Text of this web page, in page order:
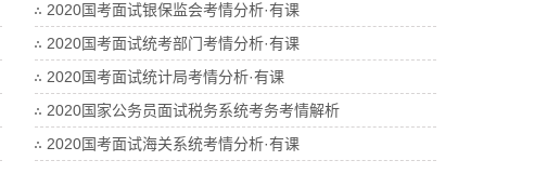
2020国考面试银保监会考情分析·有课
2020国考面试统考部门考情分析·有课
2020国考面试统计局考情分析·有课
2020国家公务员面试税务系统考务考情解析
2020国考面试海关系统考情分析·有课